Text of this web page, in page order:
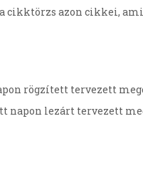
a cikktörzs azon cikkei,
rögzített tervezett
napon lezárt tervezett